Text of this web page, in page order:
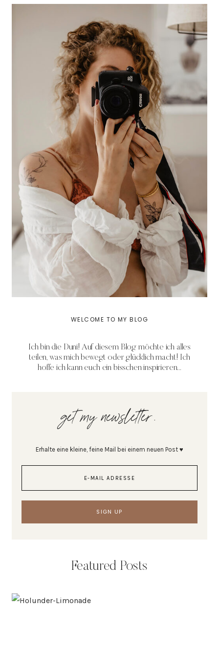
WELCOME TO MY BLOG
Ich bin die Duni! Auf diesem Blog möchte ich alles
teilen, was mich bewegt oder glücklich macht! Ich
hoffe ich kann euch ein bisschen inspirieren...
get my newsletter.
Erhalte eine kleine, feine Mail bei einem neuen Post ♥
Featured Posts